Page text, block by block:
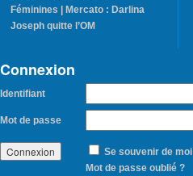
Féminines | Mercato : Darlina
Joseph quitte l’OM
Connexion
Identifiant
Mot de passe
Se souvenir de moi
Mot de passe oublié ?